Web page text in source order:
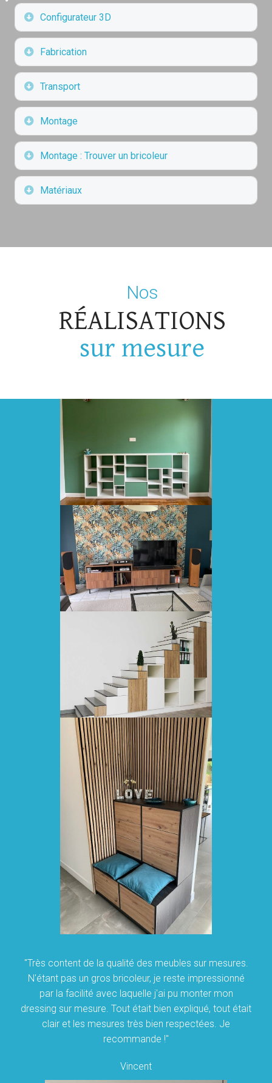
Déplier
Configurateur 3D
Déplier
Fabrication
Déplier
Transport
Déplier
Montage
Déplier
Montage : Trouver un bricoleur
Déplier
Matériaux
Nos
RÉALISATIONS
sur mesure
"Très content de la qualité des meubles sur mesures.
N'étant pas un gros bricoleur, je reste impressionné
par la facilité avec laquelle j'ai pu monter mon
dressing sur mesure. Tout était bien expliqué, tout était
clair et les mesures très bien respectées. Je
recommande !"
Vincent